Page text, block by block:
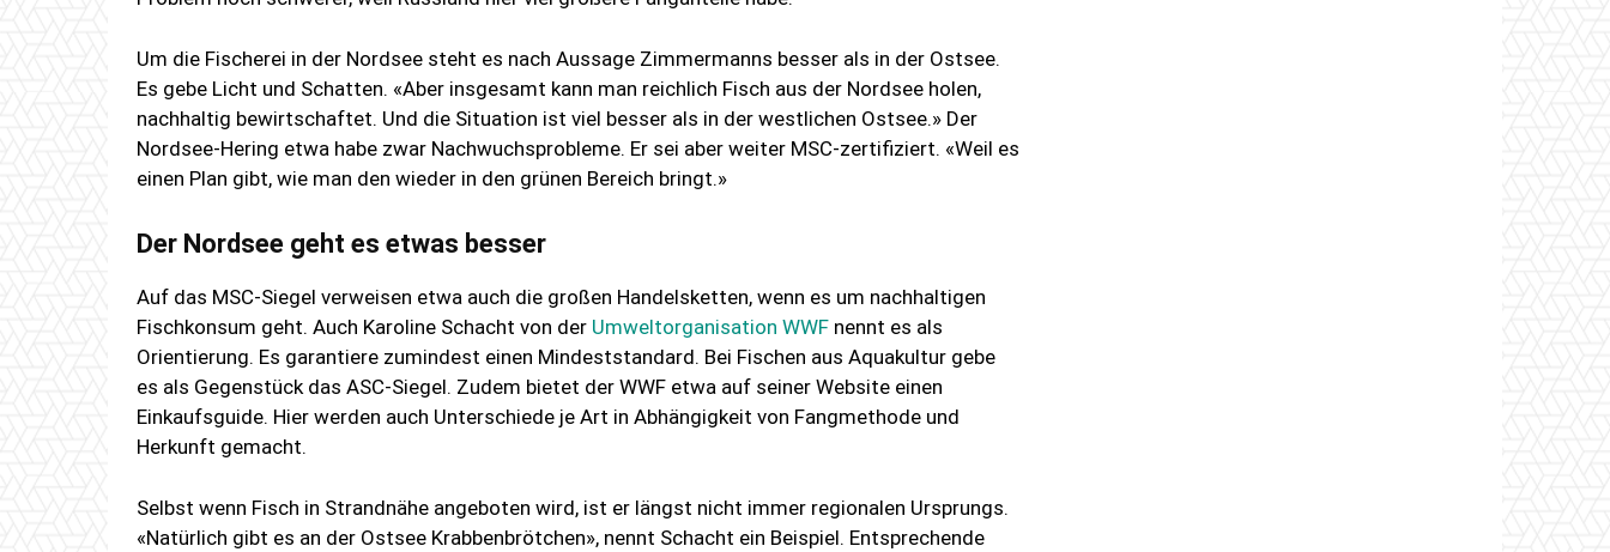
Um die Fischerei in der Nordsee steht es nach Aussage Zimmermanns besser als in der Ostsee.
Es gebe Licht und Schatten. «Aber insgesamt kann man reichlich Fisch aus der Nordsee holen,
nachhaltig bewirtschaftet. Und die Situation ist viel besser als in der westlichen Ostsee.» Der
Nordsee-Hering etwa habe zwar Nachwuchsprobleme. Er sei aber weiter MSC-zertifiziert. «Weil es
einen Plan gibt, wie man den wieder in den grünen Bereich bringt.»
Der Nordsee geht es etwas besser
Auf das MSC-Siegel verweisen etwa auch die großen Handelsketten, wenn es um nachhaltigen
Fischkonsum geht. Auch Karoline Schacht von der Umweltorganisation WWF nennt es als
Orientierung. Es garantiere zumindest einen Mindeststandard. Bei Fischen aus Aquakultur gebe
es als Gegenstück das ASC-Siegel. Zudem bietet der WWF etwa auf seiner Website einen
Einkaufsguide. Hier werden auch Unterschiede je Art in Abhängigkeit von Fangmethode und
Herkunft gemacht.
Selbst wenn Fisch in Strandnähe angeboten wird, ist er längst nicht immer regionalen Ursprungs.
«Natürlich gibt es an der Ostsee Krabbenbrötchen», nennt Schacht ein Beispiel. Entsprechende